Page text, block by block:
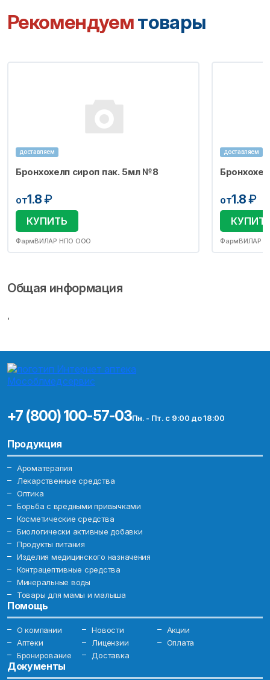
Рекомендуемтовары
доставляем
Бронхохелп сироп пак. 5мл №8
от1.8₽
КУПИТЬ
ФармВИЛАР НПО ООО
доставляем
от1.8₽
ФармВИЛАР
Общая информация
,
+7 (800) 100-57-03Пн. - Пт. с 9:00 до 18:00
Продукция
Ароматерапия
Лекарственные средства
Оптика
Борьба с вредными привычками
Косметические средства
Биологически активные добавки
Продукты питания
Изделия медицинского назначения
Контрацептивные средства
Минеральные воды
Товары для мамы и малыша
Помощь
О компании Новости
Акции
Аптеки
Лицензии
Оплата
Бронирование
Доставка
Документы